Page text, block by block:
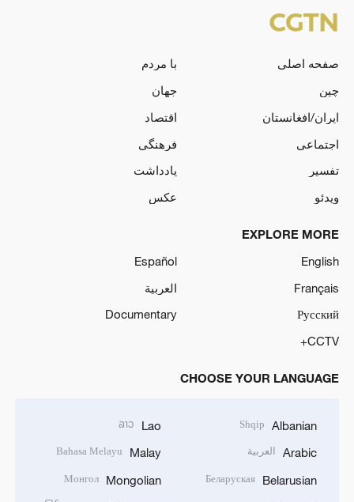
صفحه اصلی
با مردم
چین
جهان
ایران/افغانستان
اقتصاد
اجتماعی
فرهنگی
تفسیر
یادداشت
ویدئو
عکس
EXPLORE MORE
English
Español
Français
العربية
Русский
Documentary
CCTV+
CHOOSE YOUR LANGUAGE
Albanian
Shqip
Arabic العربية
Belarusian
Беларуская
Lao
ລາວ
Malay
Bahasa Melayu
Mongolian
Монгол